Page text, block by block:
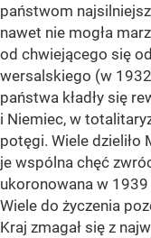
państwom
nawet nie mogła
od chwiejącego się
wersalskiego (w
państwa kładły się
i Niemiec, w
potęgi. Wiele dzieliło
je wspólna chęć
ukoronowana w
Wiele do życzenia
Kraj zmagał się z